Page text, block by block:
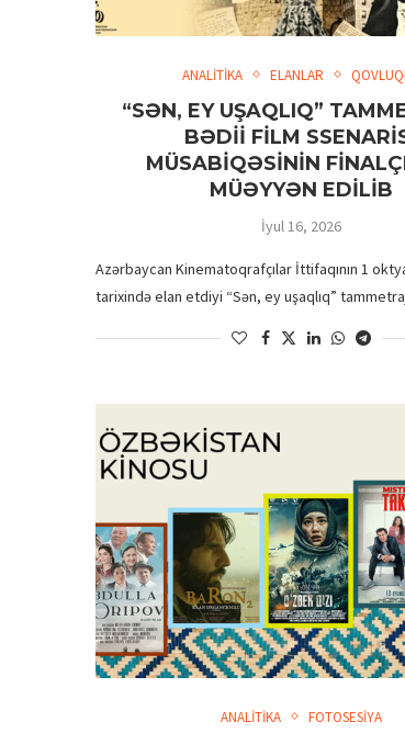
ANALİTİKA ELANLAR
“SƏN, EY UŞAQLIQ”
BƏDİİ FİLM
MÜSABİQƏSİNİN
MÜƏYYƏN EDİLİB
İyul 16, 2026
Azərbaycan Kinematoqrafçılar İttifaqının 1
tarixində elan etdiyi “Sən, ey uşaqlıq”
ANALİTİKA FOTOSESİYA